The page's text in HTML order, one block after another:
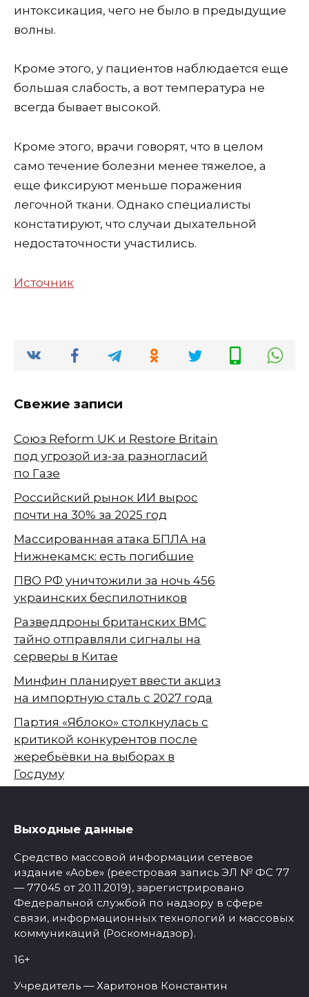
интоксикация, чего не было в предыдущие
волны.
Кроме этого, у пациентов наблюдается еще
большая слабость, а вот температура не
всегда бывает высокой.
Кроме этого, врачи говорят, что в целом
само течение болезни менее тяжелое, а
еще фиксируют меньше поражения
легочной ткани. Однако специалисты
констатируют, что случаи дыхательной
недостаточности участились.
Источник
Свежие записи
Союз Reform UK и Restore Britain
под угрозой из-за разногласий
по Газе
Российский рынок ИИ вырос
почти на 30% за 2025 год
Массированная атака БПЛА на
Нижнекамск: есть погибшие
ПВО РФ уничтожили за ночь 456
украинских беспилотников
Разведдроны британских ВМС
тайно отправляли сигналы на
серверы в Китае
Минфин планирует ввести акциз
на импортную сталь с 2027 года
Партия «Яблоко» столкнулась с
критикой конкурентов после
жеребьёвки на выборах в
Госдуму
Выходные данные
Средство массовой информации сетевое
издание «Aobe» (реестровая запись ЭЛ № ФС 77
— 77045 от 20.11.2019), зарегистрировано
Федеральной службой по надзору в сфере
связи, информационных технологий и массовых
коммуникаций (Роскомнадзор).
16+
Учредитель — Харитонов Константин